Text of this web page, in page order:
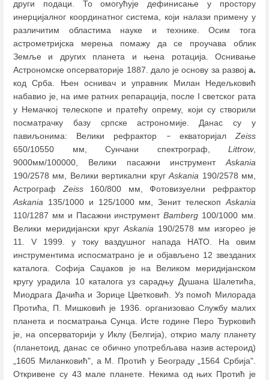
други подаци. То омогућује дефинисање у простору
инерцијалног координатног система, који налази примену у
различитим областима науке и технике. Осим тога
астрометријска мерења помажу да се проучава облик
Земље и других планета и њена ротација. Оснивање
Астрономске опсерваторије 1887. дало је основу за развој а.
код Срба. Њен оснивач и управник Милан Недељковић
набавио је, на име ратних репарација, после I светског рата
у Немачкој телескопе и пратећу опрему, који су створили
посматрачку базу српске астрономије. Данас су у
павиљонима: Велики рефрактор
–екваторијалZeiss
650/10550 мм, Сунчани спектрограф, Littrow,
9000мм/100000, Велики пасажни инструментAskania
190/2578 мм, Велики вертикални кругAskania 190/2578 мм,
АстрографZeiss160/800 мм, Фотовизуелни рефрактор
Askania 135/1000 и 125/1000 мм, Зенит телескопAskania
110/1287 мм и Пасажни инструментBamberg 100/1000 мм.
Велики меридијански кругAskania 190/2578 мм изгорео је
11. V 1999. у току ваздушног напада НАТО. На овим
инструментима испосматрано је и објављено 12 звезданих
каталога. Софијa Саџаков је на Великом меридијанском
кругу урадила 10 каталога уз сарадњу Душана Шалетића,
Миодрага Дачића и Зорице Цветковић. Уз помоћ Милорада
Протића, П. Мишковић је 1936. организовао Службу малих
планета и посматрања Сунца. Исте године Перо Ђурковић
је, на опсерваторији у Иклу (Белгија), открио малу планету
(планетоид, данас се обично употребљава назив астероид)
„1605 Миланковић", а М. Протић у Београду „1564 Србија".
Откривене су 43 мале планете. Некима од њих Протић је